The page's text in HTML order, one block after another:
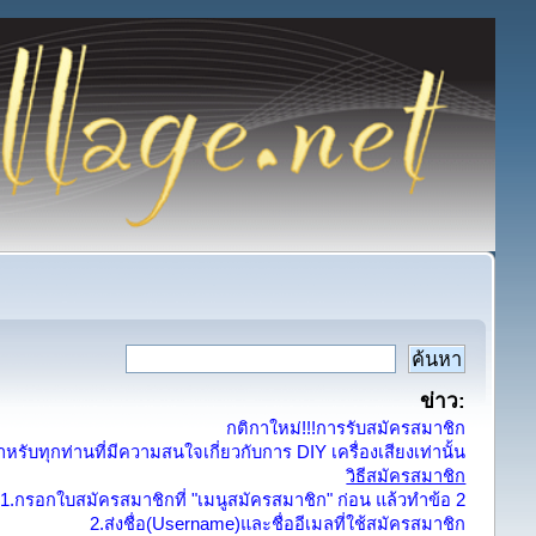
ข่าว:
กติกาใหม่!!!การรับสมัครสมาชิก
รับทุกท่านที่มีความสนใจเกี่ยวกับการ DIY เครื่องเสียงเท่านั้น
วิธีสมัครสมาชิก
1.กรอกใบสมัครสมาชิกที่ "เมนูสมัครสมาชิก" ก่อน แล้วทำข้อ 2
2.ส่งชื่อ(Username)และชื่ออีเมลที่ใช้สมัครสมาชิก